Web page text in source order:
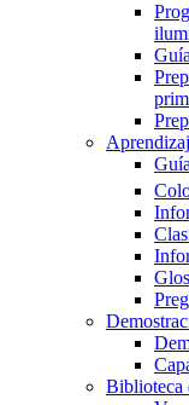
Biblioteca